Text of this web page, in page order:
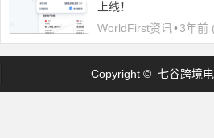
上线！
WorldFirst资讯 •3年前
Copyright © 七谷跨境